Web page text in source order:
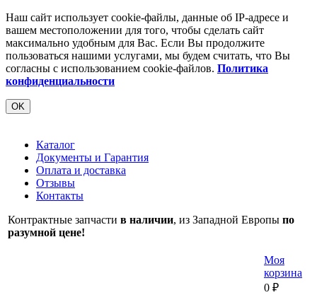
Наш сайт использует cookie-файлы, данные об IP-адресе и
вашем местоположении для того, чтобы сделать сайт
максимально удобным для Вас. Если Вы продолжите
пользоваться нашими услугами, мы будем считать, что Вы
согласны с использованием cookie-файлов. Политика
конфиденциальности
OK
Каталог
Документы и Гарантия
Оплата и доставка
Отзывы
Контакты
Контрактные запчасти в наличии, из Западной Европы по
разумной цене!
Моя
корзина
0 ₽